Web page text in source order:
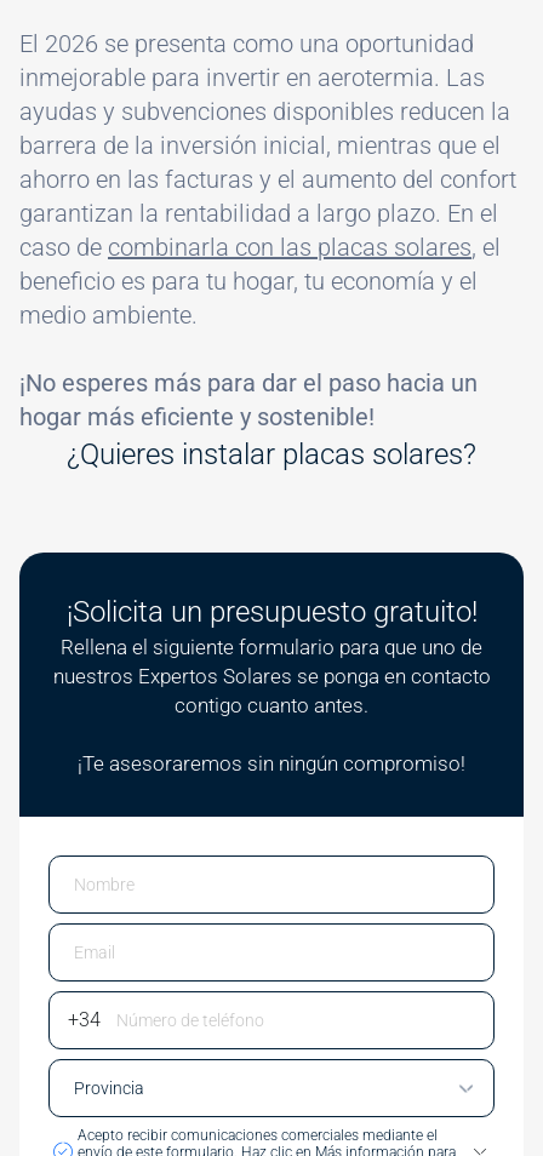
El 2026 se presenta como una oportunidad
inmejorable para invertir en aerotermia. Las
ayudas y subvenciones disponibles reducen la
barrera de la inversión inicial, mientras que el
ahorro en las facturas y el aumento del confort
garantizan la rentabilidad a largo plazo. En el
caso de combinarla con las placas solares, el
beneficio es para tu hogar, tu economía y el
medio ambiente.
¡No esperes más para dar el paso hacia un
hogar más eficiente y sostenible!
¿Quieres instalar placas solares?
¡Solicita un presupuesto gratuito!
Rellena el siguiente formulario para que uno de
nuestros Expertos Solares se ponga en contacto
contigo cuanto antes.
¡Te asesoraremos sin ningún compromiso!
Email
Phone Number
Acepto recibir comunicaciones comerciales mediante el